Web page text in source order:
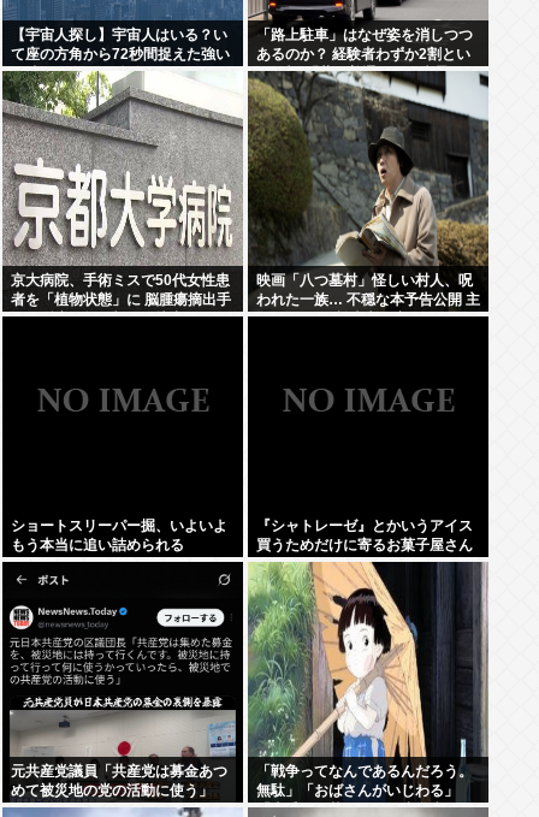
【宇宙人探し】宇宙人はいる？い
て座の方角から72秒間捉えた強い
電波、50年間正体分からぬ
「Wow！信号」…「合理的に考え
ると、宇宙人からの信号の可能
性」
「路上駐車」はなぜ姿を消しつつ
あるのか？ 経験者わずか2割とい
う衝撃!「昔は普通だった光景」が
変わり始めた理由とは
京大病院、手術ミスで50代女性患
者を「植物状態」に 脳腫瘍摘出手
術で腫瘍の無い部位を摘出してし
映画「八つ墓村」怪しい村人、呪
われた一族… 不穏な本予告公開 主
題歌はB’zの松本孝弘率いるTMG
ショートスリーパー掘、いよいよ
もう本当に追い詰められる
『シャトレーゼ』とかいうアイス
買うためだけに寄るお菓子屋さん
www
元共産党議員「共産党は募金あつ
めて被災地の党の活動に使う」
「戦争ってなんであるんだろう。
無駄」「おばさんがいじわる」
「火垂るの墓」を見た小学生 耳を